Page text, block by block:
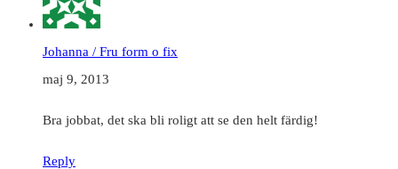
Johanna / Fru form o fix
maj 9, 2013
Bra jobbat, det ska bli roligt att se den helt färdig!
Reply